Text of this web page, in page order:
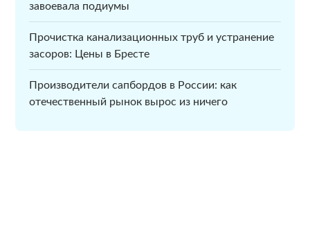
завоевала подиумы
Прочистка канализационных труб и устранение
засоров: Цены в Бресте
Производители сапбордов в России: как
отечественный рынок вырос из ничего